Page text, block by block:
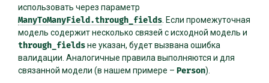
использовать через параметр
ManyToManyField.through_fields . Если промежуточная
модель содержит несколько связей с исходной модель и
through_fieldsне указан, будет вызвана ошибка
валидации. Аналогичные правила выполняются и для
связанной модели (в нашем примере – Person).